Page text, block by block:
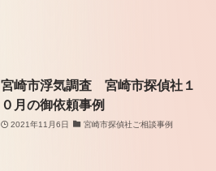
宮崎市浮気調査 宮崎市探偵社１
０月の御依頼事例
2021年11月6日 宮崎市探偵社ご相談事例